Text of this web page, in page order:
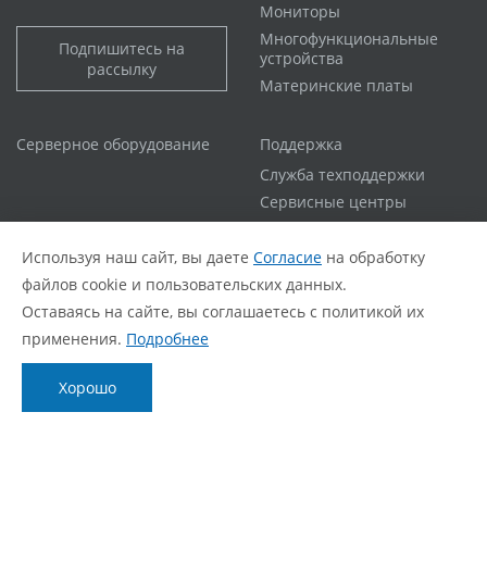
Подпишитесь на
рассылку
Мониторы
Многофункциональные
устройства
Материнские платы
Серверное оборудование
Поддержка
Служба техподдержки
Сервисные центры
Гарантийная политика
Расширенная гарантия
Статус ремонта
FAQ
О компании
Фирменный стиль
Используя наш сайт, вы даете Согласие на обработку
файлов cookie и пользовательских данных.
Оставаясь на сайте, вы соглашаетесь с политикой их
применения. Подробнее
Хорошо